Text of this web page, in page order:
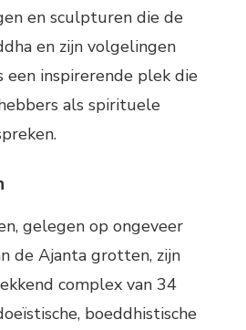
en sculpturen die de
en zijn volgelingen
inspirerende plek die
als spirituele
gelegen op ongeveer
de Ajanta grotten, zijn
complex van 34
boeddhistische